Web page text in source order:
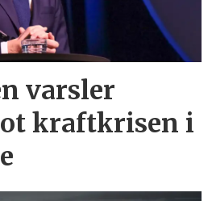
varsler
kraftkrisen i